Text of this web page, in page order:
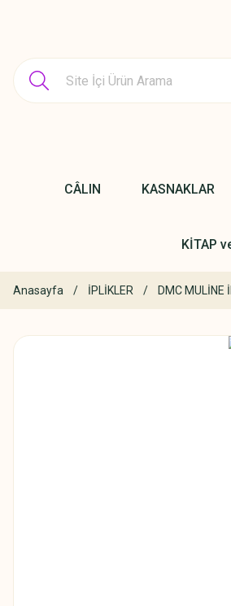
CÂLIN KASNAKLAR
KİTAP
Anasayfa İPLİKLER DMC MULİNE